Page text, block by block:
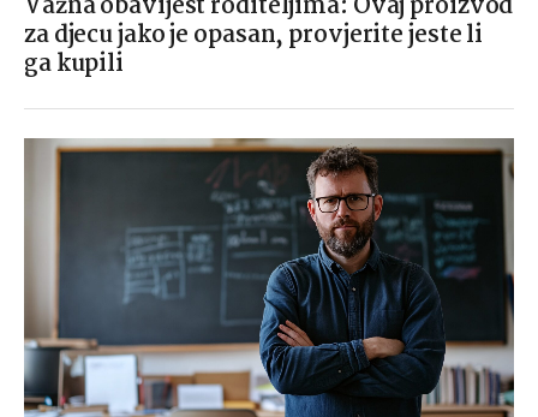
za djecu jako je opasan, provjerite jeste li
ga kupili